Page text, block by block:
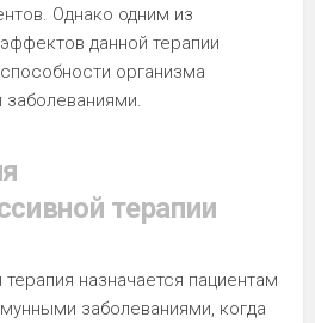
Однако одним из
данной терапии
организма
терапии
назначается пациентам
заболеваниями, когда